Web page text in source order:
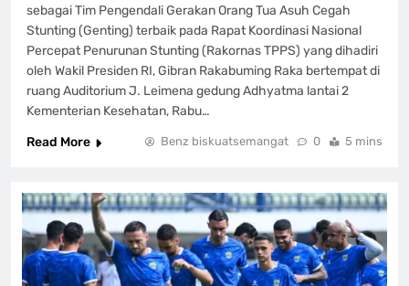
sebagai Tim Pengendali Gerakan Orang Tua Asuh Cegah
Stunting (Genting) terbaik pada Rapat Koordinasi Nasional
Percepat Penurunan Stunting (Rakornas TPPS) yang dihadiri
oleh Wakil Presiden RI, Gibran Rakabuming Raka bertempat di
ruang Auditorium J. Leimena gedung Adhyatma lantai 2
Kementerian Kesehatan, Rabu…
Read More
Benz biskuatsemangat 0 5 mins